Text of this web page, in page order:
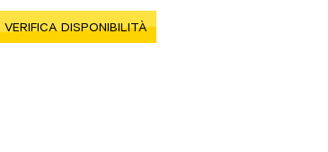
VERIFICA DISPONIBILITÀ